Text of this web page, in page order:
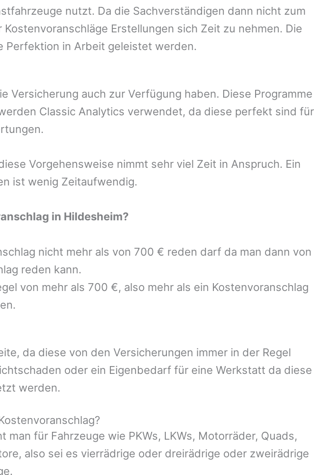
nutzt. Da die Sachverständigen dann nicht zum
Erstellungen sich Zeit zu nehmen. Die
Perfektion in Arbeit geleistet werden.
Versicherung auch zur Verfügung haben. Diese Programme
Classic Analytics verwendet, da diese perfekt sind für
Vorgehensweise nimmt sehr viel Zeit in Anspruch. Ein
ist wenig Zeitaufwendig.
in Hildesheim?
nicht mehr als von 700 € reden darf da man dann von
reden kann.
von mehr als 700 €, also mehr als ein Kostenvoranschlag
da diese von den Versicherungen immer in der Regel
oder ein Eigenbedarf für eine Werkstatt da diese
werden.
man für Fahrzeuge wie PKWs, LKWs, Motorräder, Quads,
also sei es vierrädrige oder dreirädrige oder zweirädrige